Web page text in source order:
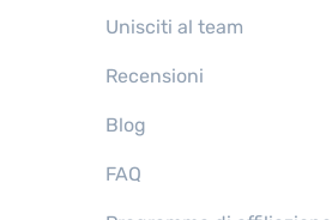
Unisciti al team
Recensioni
Blog
FAQ